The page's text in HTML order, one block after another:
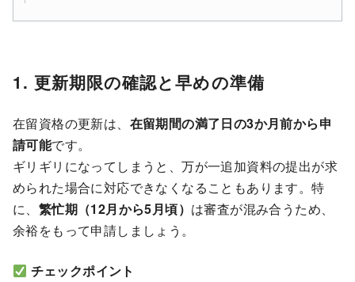
1. 更新期限の確認と早めの準備
在留資格の更新は、 在留期間の満了日の3か月前から申
請可能です。
ギリギリになってしまうと、万が一追加資料の提出が求
められた場合に対応できなくなることもあります。特
に、 繁忙期（12月から5月頃） は審査が混み合うため、
余裕をもって申請しましょう。
チェックポイント